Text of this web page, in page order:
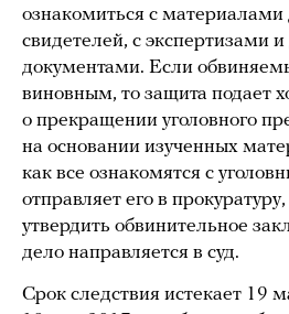
ознакомиться с
свидетелей, с экспертизами
документами. Если
виновным, то защита подает
о прекращении уголовного
на основании изученных
как все ознакомятся с
отправляет его в
утвердить обвинительное
дело направляется в суд.
Срок следствия истекает 19